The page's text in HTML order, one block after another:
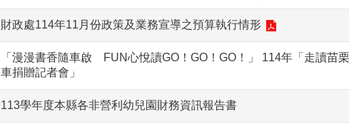
財政處114年11月份政策及業務宣導之預算執行情形
「漫漫書香隨車啟 FUN心悅讀GO！GO！GO！」 114年「走讀苗
車捐贈記者會」
113學年度本縣各非營利幼兒園財務資訊報告書